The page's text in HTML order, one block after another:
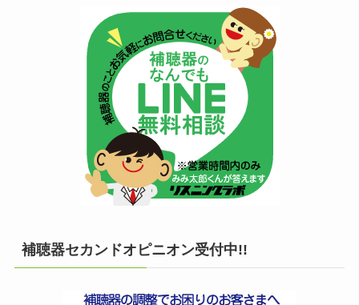
補聴器セカンドオピニオン受付中!!